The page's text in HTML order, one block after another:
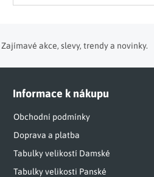
Zajímavé akce, slevy, trendy a novinky.
Informace k nákupu
Obchodní podmínky
Doprava a platba
Tabulky velikostí Damské
Tabulky velikosti Panské